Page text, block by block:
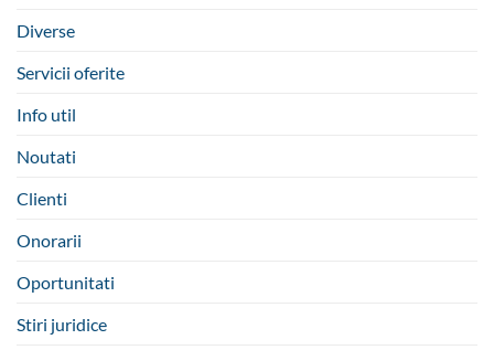
Diverse
Servicii oferite
Info util
Noutati
Clienti
Onorarii
Oportunitati
Stiri juridice